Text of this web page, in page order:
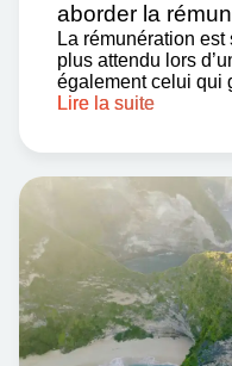
aborder la
La rémunération est
plus attendu lors
également celui qui
Lire la suite